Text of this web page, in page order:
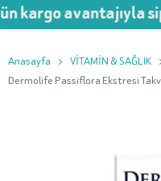
kargo avantajıyla
Anasayfa VİTAMİN & SAĞLIK
Dermolife Passiflora Ekstresi